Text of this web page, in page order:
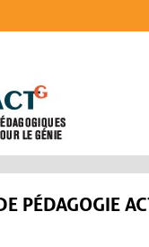
PÉDAGOGIE